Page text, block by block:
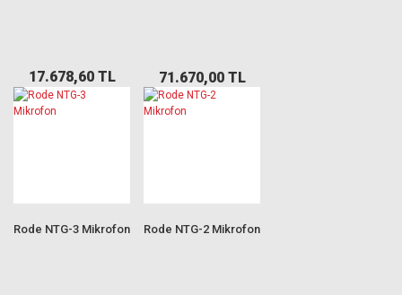
17.678,60 TL 71.670,00 TL
Rode NTG-3 Mikrofon Rode NTG-2 Mikrofon